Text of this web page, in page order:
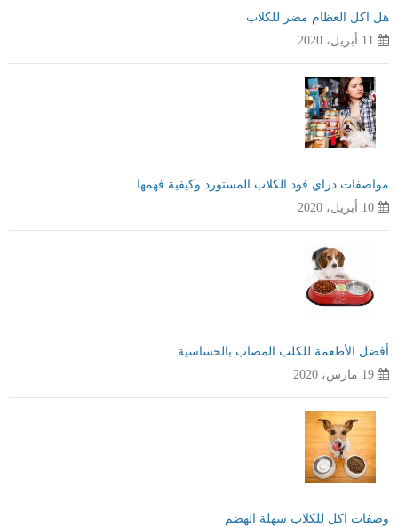
هل اكل العظام مضر للكلاب
11 أبريل، 2020
مواصفات دراي فود الكلاب المستورد وكيفية فهمها
10 أبريل، 2020
أفضل الأطعمة للكلب المصاب بالحساسية
19 مارس، 2020
وصفات اكل للكلاب سهلة الهضم